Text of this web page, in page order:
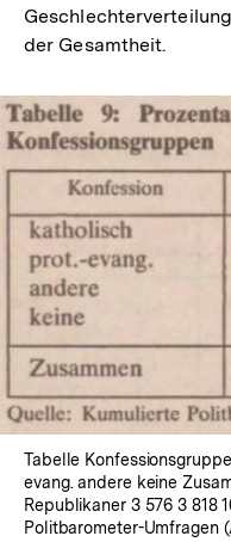
der Gesamtheit.
Tabelle
evang. andere keine
Republikaner 3 576 3 818
Politbarometer-Umfragen